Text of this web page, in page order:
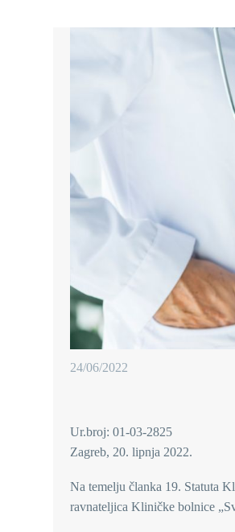
24/06/2022
Ur.broj: 01-03-2825
Zagreb, 20. lipnja 2022.
Na temelju članka 19. Statuta
ravnateljica Kliničke bolnice